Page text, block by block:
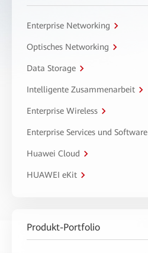
Enterprise Networking
Optisches Networking
Data Storage
Intelligente Zusammenarbeit
Enterprise Wireless
Enterprise Services und Software
Huawei Cloud
HUAWEI eKit
Produkt-Portfolio